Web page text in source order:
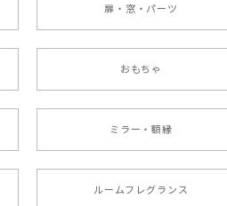
扉・窓・パーツ
おもちゃ
ミラー・額縁
ルームフレグランス